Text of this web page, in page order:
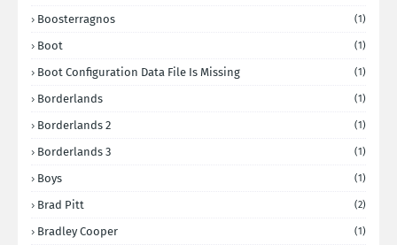
Boosterragnos (1)
Boot (1)
Boot Configuration Data File Is Missing (1)
Borderlands (1)
Borderlands 2 (1)
Borderlands 3 (1)
Boys (1)
Brad Pitt (2)
Bradley Cooper (1)